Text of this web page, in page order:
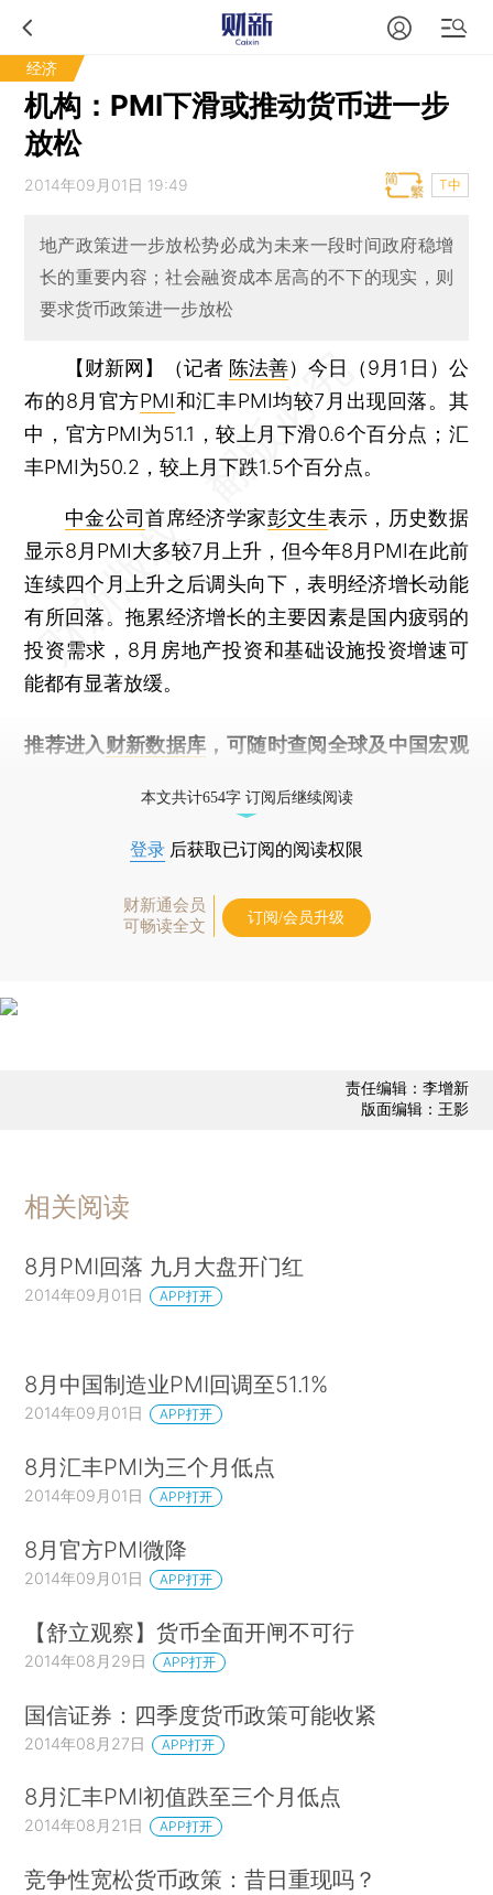
经济
机构：PMI下滑或推动货币进一步
放松
2014年09月01日 19:49 T中
地产政策进一步放松势必成为未来一段时间政府稳增
长的重要内容；社会融资成本居高的不下的现实，则
要求货币政策进一步放松
【财新网】（记者 陈法善）今日（9月1日）公
布的8月官方PMI和汇丰PMI均较7月出现回落。其
中，官方PMI为51.1，较上月下滑0.6个百分点；汇
丰PMI为50.2，较上月下跌1.5个百分点。
中金公司首席经济学家彭文生表示，历史数据
显示8月PMI大多较7月上升，但今年8月PMI在此前
连续四个月上升之后调头向下，表明经济增长动能
有所回落。拖累经济增长的主要因素是国内疲弱的
投资需求，8月房地产投资和基础设施投资增速可
能都有显著放缓。
推荐进入 财新数据库 ，可随时查阅全球及中国宏观
本文共计654字 订阅后继续阅读
登录 后获取已订阅的阅读权限
财新通会员
可畅读全文
订阅/会员升级
责任编辑：李增新
版面编辑：王影
相关阅读
8月PMI回落 九月大盘开门红
2014年09月01日 APP打开
8月中国制造业PMI回调至51.1%
2014年09月01日 APP打开
8月汇丰PMI为三个月低点
2014年09月01日 APP打开
8月官方PMI微降
2014年09月01日 APP打开
【舒立观察】货币全面开闸不可行
2014年08月29日 APP打开
国信证券：四季度货币政策可能收紧
2014年08月27日 APP打开
8月汇丰PMI初值跌至三个月低点
2014年08月21日 APP打开
竞争性宽松货币政策：昔日重现吗？